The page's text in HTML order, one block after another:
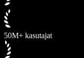
50M+ kasutajat